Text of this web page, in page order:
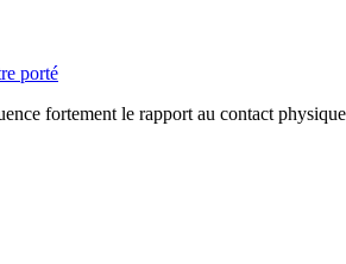
porté
fortement le rapport au contact